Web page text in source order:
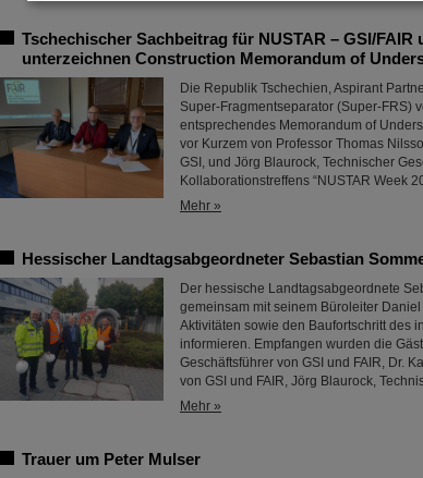
Tschechischer Sachbeitrag für NUSTAR – GSI/
unterzeichnen Construction Memorandum of
Die Republik Tschechien, Aspirant
Super-Fragmentseparator (Super-FRS)
entsprechendes Memorandum of
vor Kurzem von Professor Thomas
GSI, und Jörg Blaurock, Technischer
Kollaborationstreffens “NUSTAR Week
Mehr »
Hessischer Landtagsabgeordneter Sebastian
Der hessische Landtagsabgeordnete
gemeinsam mit seinem Büroleiter
Aktivitäten sowie den Baufortschritt des
informieren. Empfangen wurden die
Geschäftsführer von GSI und FAIR, Dr.
von GSI und FAIR, Jörg Blaurock,
Mehr »
Trauer um Peter Mulser